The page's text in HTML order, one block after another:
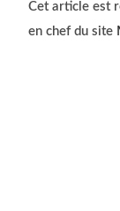
Cet article est
en chef du site